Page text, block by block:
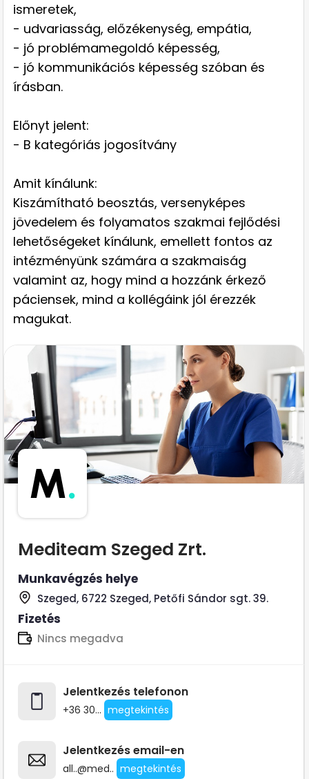
ismeretek,
- udvariasság, előzékenység, empátia,
- jó problémamegoldó képesség,
- jó kommunikációs képesség szóban és
írásban.
Előnyt jelent:
- B kategóriás jogosítvány
Amit kínálunk:
Kiszámítható beosztás, versenyképes
jövedelem és folyamatos szakmai fejlődési
lehetőségeket kínálunk, emellett fontos az
intézményünk számára a szakmaiság
valamint az, hogy mind a hozzánk érkező
páciensek, mind a kollégáink jól érezzék
magukat.
M.
Mediteam Szeged Zrt.
Munkavégzés helye
Szeged, 6722 Szeged, Petőfi Sándor sgt. 39.
Fizetés
Nincs megadva
Jelentkezés telefonon
+36 30... megtekintés
Jelentkezés email-en
all..@med.. megtekintés